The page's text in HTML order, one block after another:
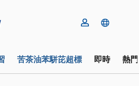
苦茶油苯駢芘超標 即時 熱